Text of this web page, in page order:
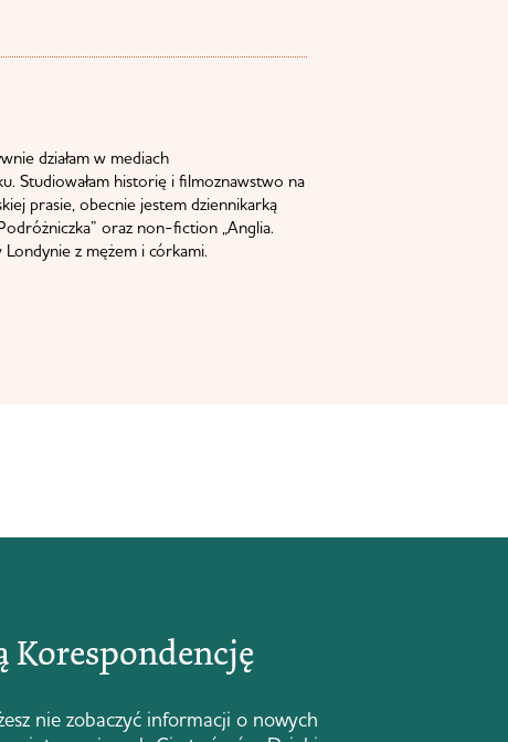
działam w mediach
Studiowałam historię i filmoznawstwo na
prasie, obecnie jestem dziennikarką
oraz non-fiction „Anglia.
z mężem i córkami.
Korespondencję
nie zobaczyć informacji o nowych